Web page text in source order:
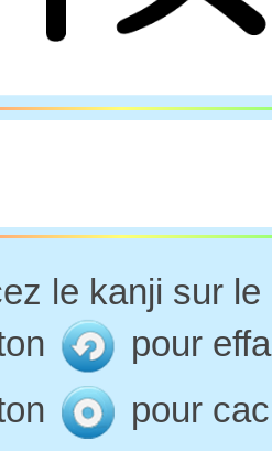
le kanji sur
pour
pour